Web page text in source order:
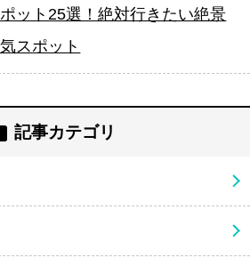
ット25選！絶対行きたい絶景
スポット
記事カテゴリ